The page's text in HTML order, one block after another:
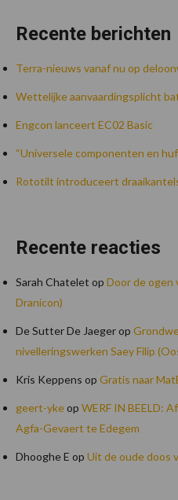
Recente berichten
Terra-nieuws vanaf nu op
Wettelijke aanvaardingsplicht
Engcon lanceert EC02 Basic
“Universele componenten en
Rototilt introduceert
Recente reacties
Sarah Chatelet op Door de ogen
Dranicon)
De Sutter De Jaegerop
nivelleringswerken Saey Filip
Kris Keppens op Gratis naar
geert-ykeop WERF IN BEELD:
Agfa-Gevaert te Edegem
Dhooghe E op Uit de oude doos